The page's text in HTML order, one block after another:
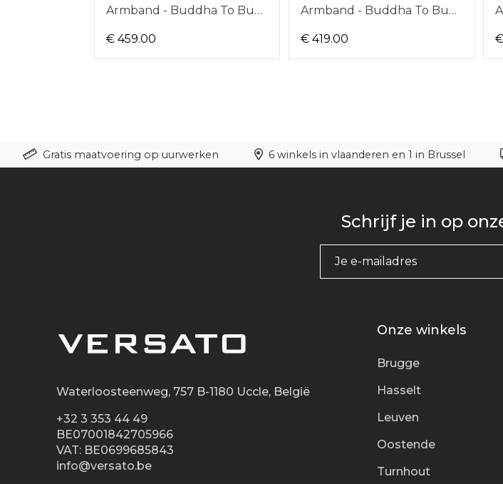
Armband - Buddha To Buddha Armband J263GV D
€ 459.00
Armband - Buddha To Buddha Armband J082 E+
€ 419.00
Gratis maatvoering op uurwerken 6 winkels in vlaanderen en 1 in Brussel
Schrijf je in op
Waterloosteenweg, 757 B-1180 Uccle, België
+32 3 353 44 49
BE07001842705966
VAT: BE0699685843
info@versato.be
Onze winkels
Brugge
Hasselt
Leuven
Oostende
Turnhout